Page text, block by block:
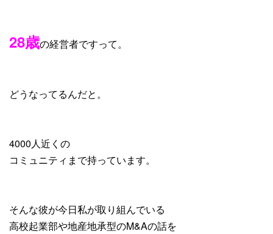
28歳の経営者ですって。
どうなってるんだと。
4000人近くの
コミュニティまで持っています。
そんな彼が今日私が取り組んでいる
高校起業部や地産地承型のM&Aの話を